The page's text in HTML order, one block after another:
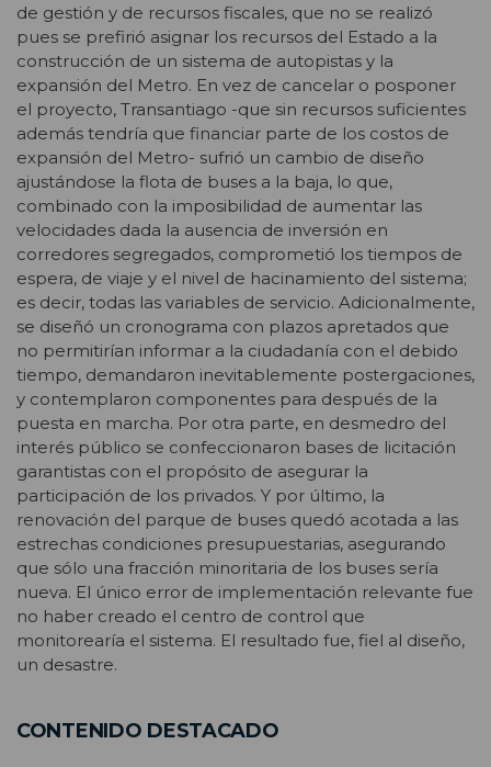
de gestión y de recursos fiscales, que no se realizó
pues se prefirió asignar los recursos del Estado a la
construcción de un sistema de autopistas y la
expansión del Metro. En vez de cancelar o posponer
el proyecto, Transantiago -que sin recursos suficientes
además tendría que financiar parte de los costos de
expansión del Metro- sufrió un cambio de diseño
ajustándose la flota de buses a la baja, lo que,
combinado con la imposibilidad de aumentar las
velocidades dada la ausencia de inversión en
corredores segregados, comprometió los tiempos de
espera, de viaje y el nivel de hacinamiento del sistema;
es decir, todas las variables de servicio. Adicionalmente,
se diseñó un cronograma con plazos apretados que
no permitirían informar a la ciudadanía con el debido
tiempo, demandaron inevitablemente postergaciones,
y contemplaron componentes para después de la
puesta en marcha. Por otra parte, en desmedro del
interés público se confeccionaron bases de licitación
garantistas con el propósito de asegurar la
participación de los privados. Y por último, la
renovación del parque de buses quedó acotada a las
estrechas condiciones presupuestarias, asegurando
que sólo una fracción minoritaria de los buses sería
nueva. El único error de implementación relevante fue
no haber creado el centro de control que
monitorearía el sistema. El resultado fue, fiel al diseño,
un desastre.
CONTENIDO DESTACADO